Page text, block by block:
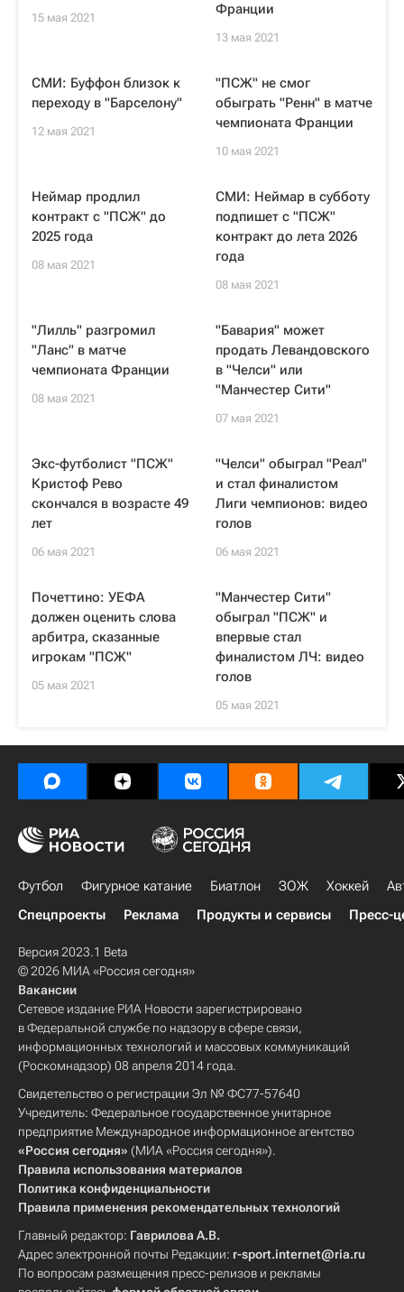
15 мая 2021
Франции
13 мая 2021
СМИ: Буффон близок к
переходу в "Барселону"
12 мая 2021
"ПСЖ" не смог
обыграть "Ренн" в матче
чемпионата Франции
10 мая 2021
Неймар продлил
контракт с "ПСЖ" до
2025 года
08 мая 2021
СМИ: Неймар в субботу
подпишет с "ПСЖ"
контракт до лета 2026
года
08 мая 2021
"Лилль" разгромил
"Ланс" в матче
чемпионата Франции
08 мая 2021
"Бавария" может
продать Левандовского
в "Челси" или
"Манчестер Сити"
07 мая 2021
Экс-футболист "ПСЖ"
Кристоф Рево
скончался в возрасте 49
лет
06 мая 2021
"Челси" обыграл "Реал"
и стал финалистом
Лиги чемпионов: видео
голов
06 мая 2021
Почеттино: УЕФА
должен оценить слова
арбитра, сказанные
игрокам "ПСЖ"
05 мая 2021
"Манчестер Сити"
обыграл "ПСЖ" и
впервые стал
финалистом ЛЧ: видео
голов
05 мая 2021
Футбол Фигурное катание Биатлон ЗОЖ Хоккей
Спецпроекты
Реклама Продукты и сервисы Пресс-
Версия 2023.1 Beta
© 2026 МИА «Россия сегодня»
Вакансии
Сетевое издание РИА Новости зарегистрировано
в Федеральной службе по надзору в сфере связи,
информационных технологий и массовых коммуникаций
(Роскомнадзор) 08 апреля 2014 года.
Свидетельство о регистрации Эл № ФС77-57640
Учредитель: Федеральное государственное унитарное
предприятие Международное информационное агентство
«Россия сегодня» (МИА «Россия сегодня»).
Правила использования материалов
Политика конфиденциальности
Правила применения рекомендательных технологий
Главный редактор: Гаврилова А.В.
Адрес электронной почты Редакции: r-sport.internet@ria.ru
По вопросам размещения пресс-релизов и рекламы